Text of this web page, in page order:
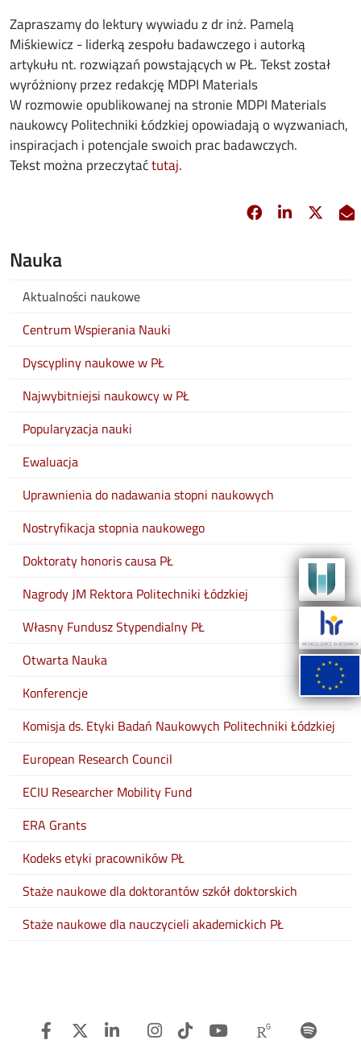
Zapraszamy do lektury wywiadu z dr inż. Pamelą
Miśkiewicz - liderką zespołu badawczego i autorką
artykułu nt. rozwiązań powstających w PŁ. Tekst został
wyróżniony przez redakcję MDPI Materials
W rozmowie opublikowanej na stronie MDPI Materials
naukowcy Politechniki Łódzkiej opowiadają o wyzwaniach,
inspiracjach i potencjale swoich prac badawczych.
Tekst można przeczytaćtutajopens in new window
.
Facebook
opens in new
Linkedin
opens in
X
Nauka
Aktualności naukowe
Centrum Wspierania Nauki
Dyscypliny naukowe w PŁ
Najwybitniejsi naukowcy w PŁ
Popularyzacja nauki
Ewaluacja
Uprawnienia do nadawania stopni naukowych
Nostryfikacja stopnia naukowego
Doktoraty honoris causa PŁ
Nagrody JM Rektora Politechniki Łódzkiej
Własny Fundusz Stypendialny PŁ
Otwarta Nauka
Konferencje
Komisja ds. Etyki Badań Naukowych Politechniki Łódzkiej
European Research Council
ECIU Researcher Mobility Fund
ERA Grants
Kodeks etyki pracowników PŁ
Staże naukowe dla doktorantów szkół doktorskich
Staże naukowe dla nauczycieli akademickich PŁ
Facebook
Twitter LinkedinInstagram
TiTok Youtube